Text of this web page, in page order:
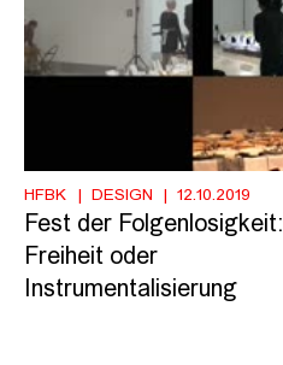
HFBK DESIGN 12.10.2019
Fest der Folgenlosigkeit:
Freiheit oder
Instrumentalisierung